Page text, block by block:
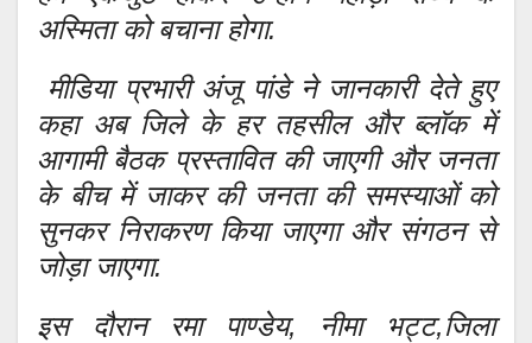
अस्मिता को बचाना होगा.
मीडिया प्रभारी अंजू पांडे ने जानकारी देते हुए
कहा अब जिले के हर तहसील और ब्लॉक में
आगामी बैठक प्रस्तावित की जाएगी और जनता
के बीच में जाकर की जनता की समस्याओं को
सुनकर निराकरण किया जाएगा और संगठन से
जोड़ा जाएगा.
इस दौरान रमा पाण्डेय, नीमा भट्ट,जिला